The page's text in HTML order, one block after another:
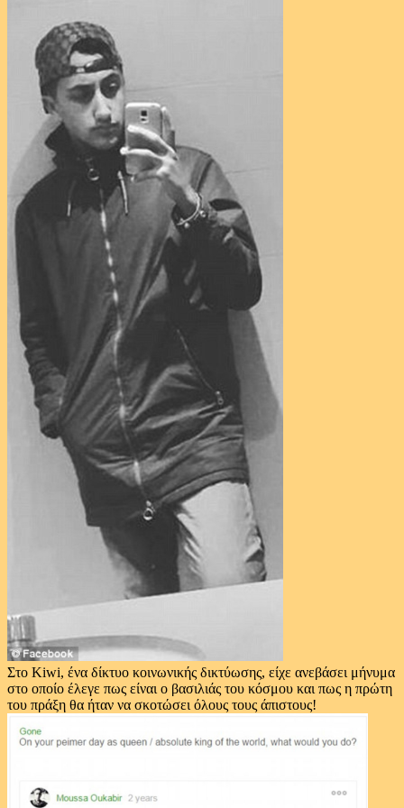
Στο Kiwi, ένα δίκτυο κοινωνικής δικτύωσης, είχε ανεβάσει μήνυμα
στο οποίο έλεγε πως είναι ο βασιλιάς του κόσμου και πως η πρώτη
του πράξη θα ήταν να σκοτώσει όλους τους άπιστους!